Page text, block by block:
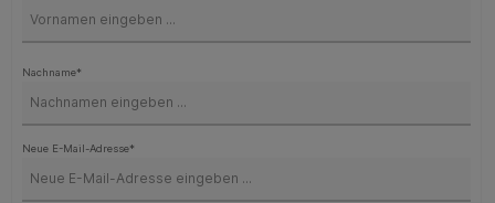
Nachname*
Neue E-Mail-Adresse*